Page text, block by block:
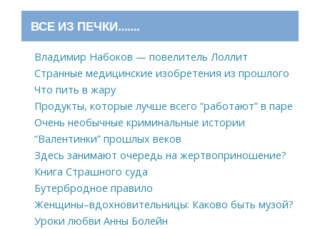
ВСЕ ИЗ ПЕЧКИ…….
Владимир Набоков — повелитель Лоллит
Странные медицинские изобретения из прошлого
Что пить в жару
Продукты, которые лучше всего “работают” в паре
Очень необычные криминальные истории
“Валентинки” прошлых веков
Здесь занимают очередь на жертвоприношение?
Книга Страшного суда
Бутербродное правило
Женщины–вдохновительницы: Каково быть музой?
Уроки любви Анны Болейн